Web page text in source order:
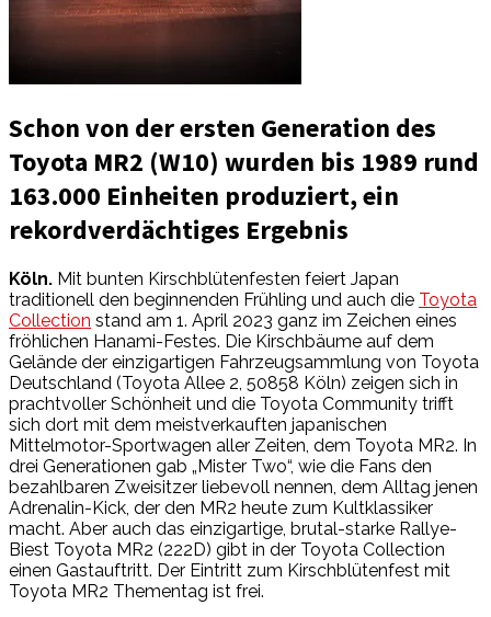
Schon von der ersten Generation des
Toyota MR2 (W10) wurden bis 1989 rund
163.000 Einheiten produziert, ein
rekordverdächtiges Ergebnis
Köln. Mit bunten Kirschblütenfesten feiert Japan
traditionell den beginnenden Frühling und auch die Toyota
Collection stand am 1. April 2023 ganz im Zeichen eines
fröhlichen Hanami-Festes. Die Kirschbäume auf dem
Gelände der einzigartigen Fahrzeugsammlung von Toyota
Deutschland (Toyota Allee 2, 50858 Köln) zeigen sich in
prachtvoller Schönheit und die Toyota Community trifft
sich dort mit dem meistverkauften japanischen
Mittelmotor-Sportwagen aller Zeiten, dem Toyota MR2. In
drei Generationen gab „Mister Two“, wie die Fans den
bezahlbaren Zweisitzer liebevoll nennen, dem Alltag jenen
Adrenalin-Kick, der den MR2 heute zum Kultklassiker
macht. Aber auch das einzigartige, brutal-starke Rallye-
Biest Toyota MR2 (222D) gibt in der Toyota Collection
einen Gastauftritt. Der Eintritt zum Kirschblütenfest mit
Toyota MR2 Thementag ist frei.